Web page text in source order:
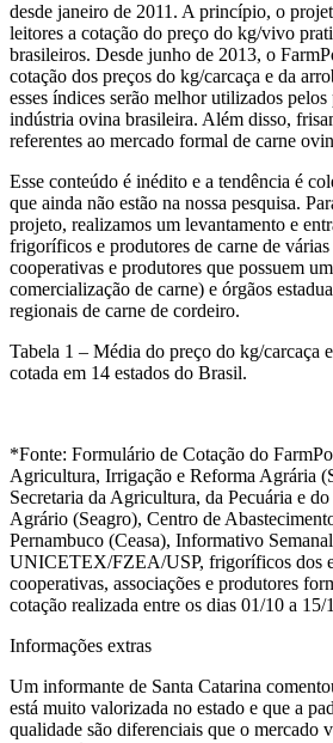
desde janeiro de 2011. A princípio, o
leitores a cotação do preço do kg/vivo
brasileiros. Desde junho de 2013, o
cotação dos preços do kg/carcaça e da
esses índices serão melhor utilizados pelos
indústria ovina brasileira. Além disso,
referentes ao mercado formal de carne
Esse conteúdo é inédito e a tendência é
que ainda não estão na nossa pesquisa.
projeto, realizamos um levantamento e
frigoríficos e produtores de carne de várias
cooperativas e produtores que possuem
comercialização de carne) e órgãos
regionais de carne de cordeiro.
Tabela 1 – Média do preço do kg/carcaça
cotada em 14 estados do Brasil.
*Fonte: Formulário de Cotação do
Agricultura, Irrigação e Reforma Agrária
Secretaria da Agricultura, da Pecuária e
Agrário (Seagro), Centro de
Pernambuco (Ceasa), Informativo
UNICETEX/FZEA/USP, frigoríficos dos
cooperativas, associações e produtores
cotação realizada entre os dias 01/10 a 15/
Informações extras
Um informante de Santa Catarina
está muito valorizada no estado e que a
qualidade são diferenciais que o mercado